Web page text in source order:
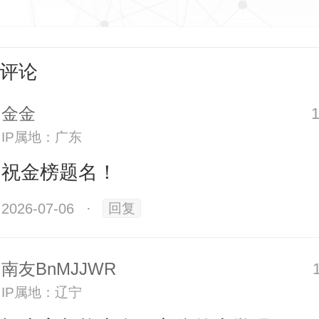
论
金金
IP属地：广东
祝金榜题名！
2026-07-06 · 回复
南友BnMJJWR
IP属地：辽宁